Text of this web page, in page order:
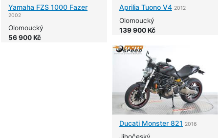
Yamaha FZS 1000 Fazer
2002
Olomoucký
56 900 Kč
Aprilia Tuono V4 2012
Olomoucký
139 900 Kč
Ducati Monster 821 2016